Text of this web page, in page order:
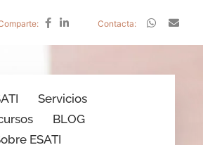
Contacta:
Servicios
BLOG
ESATI